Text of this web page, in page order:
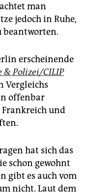
man
jedoch in Ruhe,
beantworten.
erscheinende
Polizei/CILIP
Vergleichs
offenbar
Frankreich und
hat sich das
schon gewohnt
gibt es auch vom
nicht. Laut dem